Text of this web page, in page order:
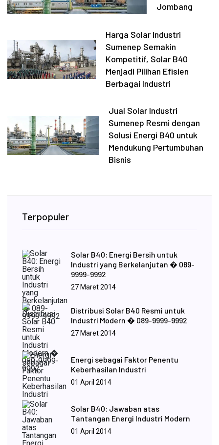
Jombang
Harga Solar Industri
Sumenep Semakin
Kompetitif, Solar B40
Menjadi Pilihan Efisien
Berbagai Industri
Jual Solar Industri
Sumenep Resmi dengan
Solusi Energi B40 untuk
Mendukung Pertumbuhan
Bisnis
Terpopuler
Solar B40: Energi Bersih untuk
Industri yang Berkelanjutan � 089-
9999-9992
27 Maret 2014
Distribusi Solar B40 Resmi untuk
Industri Modern � 089-9999-9992
27 Maret 2014
Energi sebagai Faktor Penentu
Keberhasilan Industri
01 April 2014
Solar B40: Jawaban atas
Tantangan Energi Industri Modern
01 April 2014